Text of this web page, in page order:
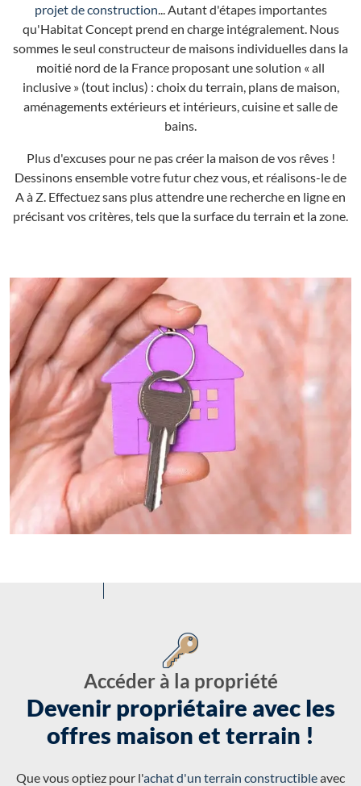
projet de construction... Autant d'étapes importantes
qu'Habitat Concept prend en charge intégralement. Nous
sommes le seul constructeur de maisons individuelles dans la
moitié nord de la France proposant une solution « all
inclusive » (tout inclus) : choix du terrain, plans de maison,
aménagements extérieurs et intérieurs, cuisine et salle de
bains.
Plus d'excuses pour ne pas créer la maison de vos rêves !
Dessinons ensemble votre futur chez vous, et réalisons-le de
A à Z. Effectuez sans plus attendre une recherche en ligne en
précisant vos critères, tels que la surface du terrain et la zone.
Accéder à la propriété
Devenir propriétaire avec les
offres maison et terrain !
Que vous optiez pour l'achat d'un terrain constructibleavec